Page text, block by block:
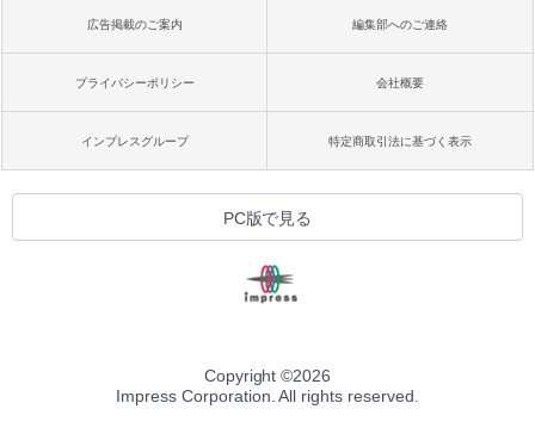
広告掲載のご案内 編集部へのご連絡
プライバシーポリシー 会社概要
インプレスグループ 特定商取引法に基づく表示
PC版で見る
Copyright ©2026
Impress Corporation. All rights reserved.